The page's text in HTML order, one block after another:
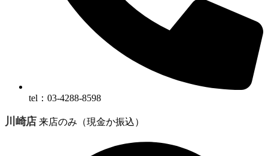
tel：03-4288-8598
川崎店 来店のみ（現金か振込）